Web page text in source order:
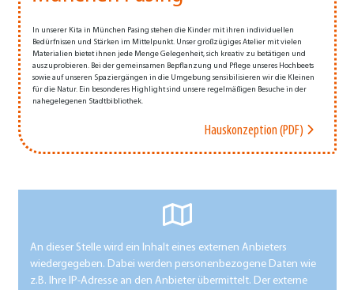
In unserer Kita in München Pasing stehen die Kinder mit ihren individuellen
Bedürfnissen und Stärken im Mittelpunkt. Unser großzügiges Atelier mit vielen
Materialien bietet ihnen jede Menge Gelegenheit, sich kreativ zu betätigen und
auszuprobieren. Bei der gemeinsamen Bepflanzung und Pflege unseres Hochbeets
sowie auf unseren Spaziergängen in die Umgebung sensibilisieren wir die Kleinen
für die Natur. Ein besonderes Highlight sind unsere regelmäßigen Besuche in der
nahegelegenen Stadtbibliothek.
Hauskonzeption (PDF)
An dieser Stelle wird ein Inhalt eines externen Anbieters
wiedergegeben. Dabei werden personenbezogene Daten wie
z.B. Ihre IP-Adresse an den Anbieter übermittelt. Der externe